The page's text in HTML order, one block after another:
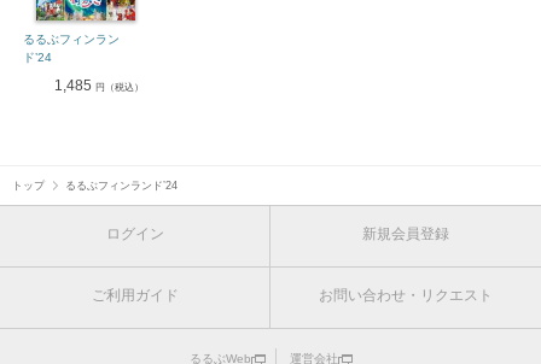
るるぶフィンラン
ド’24
1,485円（税込）
トップ るるぶフィンランド’24
ログイン 新規会員登録
ご利用ガイド お問い合わせ・リクエスト
るるぶWeb 運営会社